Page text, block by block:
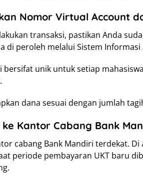
Nomor Virtual Account
transaksi, pastikan Anda
di peroleh melalui Sistem Informasi
bersifat unik untuk setiap
dana sesuai dengan jumlah
Kantor Cabang Bank
cabang Bank Mandiri terdekat.
periode pembayaran UKT baru